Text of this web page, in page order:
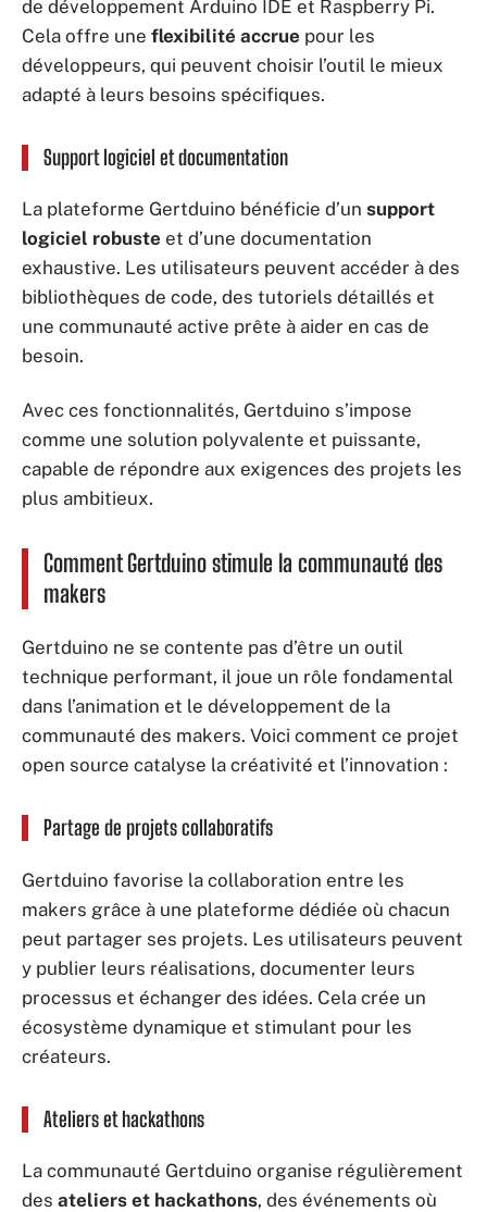
de développement Arduino IDE et Raspberry Pi.
Cela offre une flexibilité accrue pour les
développeurs, qui peuvent choisir l’outil le mieux
adapté à leurs besoins spécifiques.
Support logiciel et documentation
La plateforme Gertduino bénéficie d’un support
logiciel robuste et d’une documentation
exhaustive. Les utilisateurs peuvent accéder à des
bibliothèques de code, des tutoriels détaillés et
une communauté active prête à aider en cas de
besoin.
Avec ces fonctionnalités, Gertduino s’impose
comme une solution polyvalente et puissante,
capable de répondre aux exigences des projets les
plus ambitieux.
Comment Gertduino stimule la communauté des
makers
Gertduino ne se contente pas d’être un outil
technique performant, il joue un rôle fondamental
dans l’animation et le développement de la
communauté des makers. Voici comment ce projet
open source catalyse la créativité et l’innovation :
Partage de projets collaboratifs
Gertduino favorise la collaboration entre les
makers grâce à une plateforme dédiée où chacun
peut partager ses projets. Les utilisateurs peuvent
y publier leurs réalisations, documenter leurs
processus et échanger des idées. Cela crée un
écosystème dynamique et stimulant pour les
créateurs.
Ateliers et hackathons
La communauté Gertduino organise régulièrement
des ateliers et hackathons, des événements où